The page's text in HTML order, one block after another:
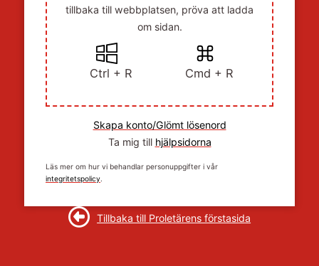
tillbaka till webbplatsen, pröva att ladda
om sidan.
Ctrl + R Cmd + R
Skapa konto/Glömt lösenord
Ta mig till hjälpsidorna
Läs mer om hur vi behandlar personuppgifter i vår
integritetspolicy.
Tillbaka till Proletärens förstasida